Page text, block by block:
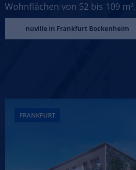
Wohnflächen von 52 bis 109 m².
nuville in Frankfurt Bockenheim
FRANKFURT